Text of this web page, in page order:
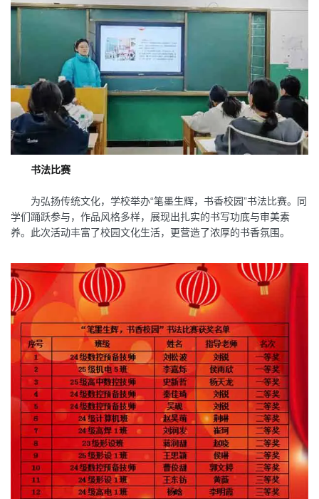
书法比赛
为弘扬传统文化，学校举办“笔墨生辉，书香校园”书法比赛。同
学们踊跃参与，作品风格多样，展现出扎实的书写功底与审美素
养。此次活动丰富了校园文化生活，更营造了浓厚的书香氛围。